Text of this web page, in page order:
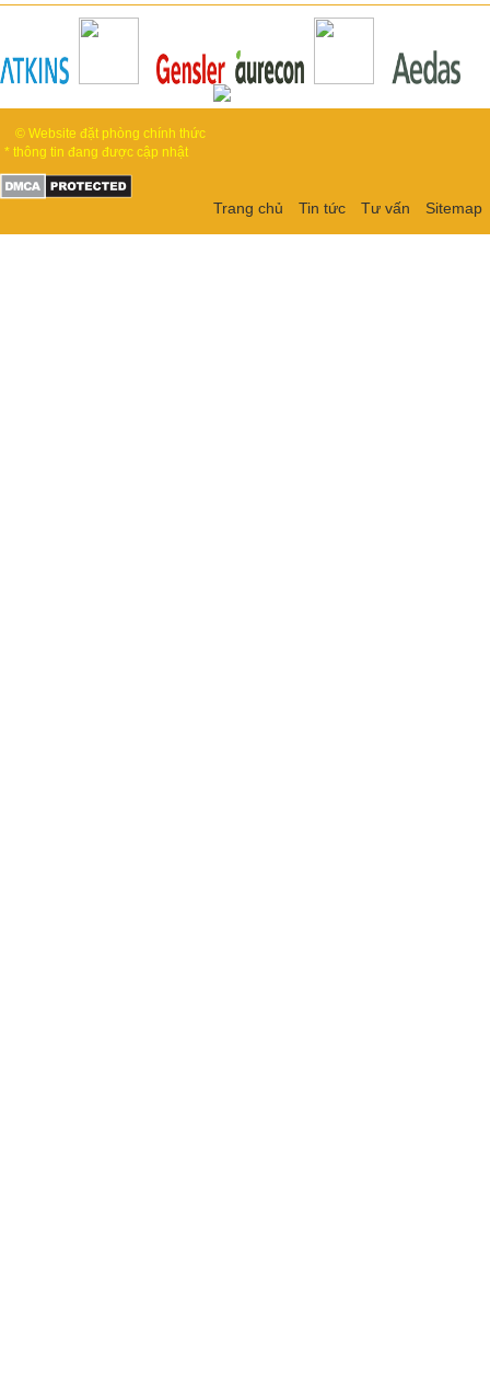
© Website đặt phòng chính thức
* thông tin đang được cập nhật
Trang chủ Tin tức Tư vấn Sitemap